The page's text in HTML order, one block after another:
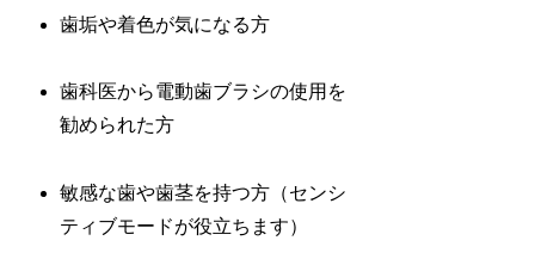
歯垢や着色が気になる方
歯科医から電動歯ブラシの使用を
勧められた方
敏感な歯や歯茎を持つ方（センシ
ティブモードが役立ちます）